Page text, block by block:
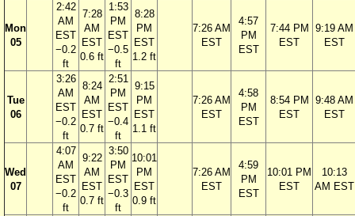
Mon
05
2:42
AM
EST
−0.2
ft
7:28
AM
EST
0.6 ft
1:53
PM
EST
−0.5
ft
8:28
PM
EST
1.2 ft
7:26 AM
EST
4:57
PM
EST
7:44 PM
EST
9:19 AM
EST
Tue
06
3:26
AM
EST
−0.2
ft
8:24
AM
EST
0.7 ft
2:51
PM
EST
−0.4
ft
9:15
PM
EST
1.1 ft
7:26 AM
EST
4:58
PM
EST
8:54 PM
EST
9:48 AM
EST
Wed
07
4:07
AM
EST
−0.2
ft
9:22
AM
EST
0.7 ft
3:50
PM
EST
−0.3
ft
10:01
PM
EST
0.9 ft
7:26 AM
EST
4:59
PM
EST
10:01 PM
EST
10:13
AM EST